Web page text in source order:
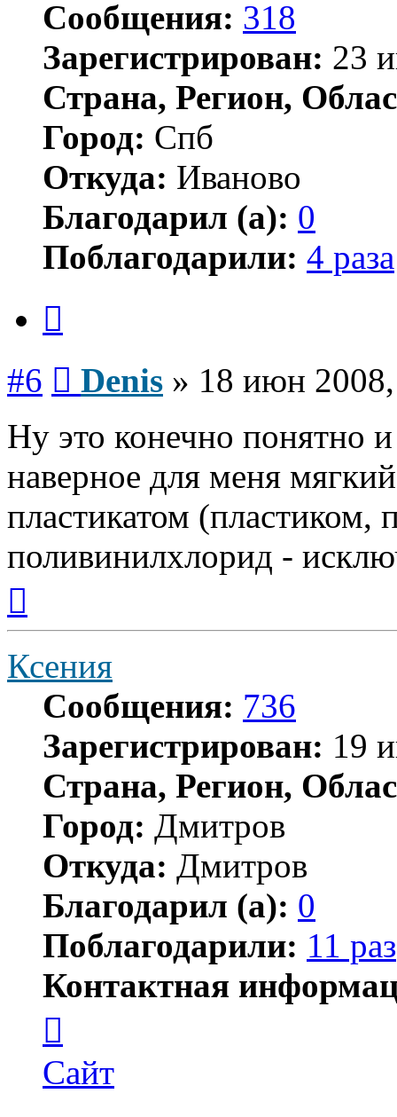
Сообщения: 318
Зарегистрирован: 23
Страна, Регион,
Город: Спб
Откуда: Иваново
Благодарил (а): 0
Поблагодарили: 4 раза
#6 Denis » 18 июн
Ну это конечно понятно
наверное для меня
пластикатом (пластиком,
поливинилхлорид -
началу
Ксения
Сообщения: 736
Зарегистрирован: 19
Страна, Регион,
Город: Дмитров
Откуда: Дмитров
Благодарил (а): 0
Поблагодарили: 11 раз
Контактная
пользователя
Ксения
Сайт